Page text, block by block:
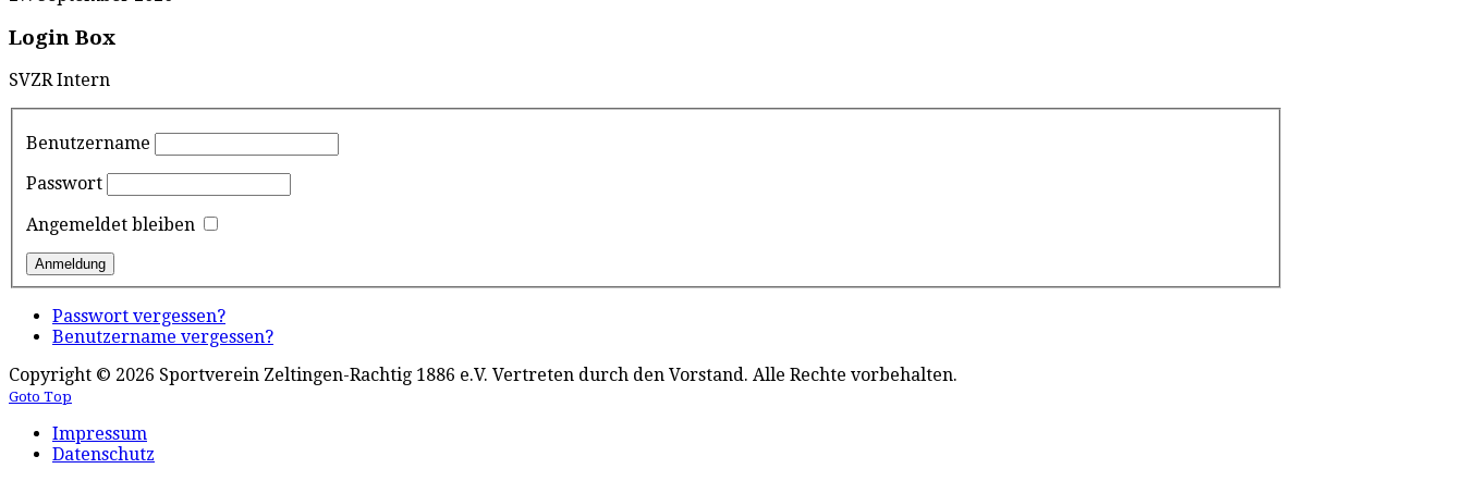
Login Box
SVZR Intern
Benutzername
Passwort
Angemeldet bleiben
Passwort vergessen?
Benutzername vergessen?
Copyright © 2026 Sportverein Zeltingen-Rachtig 1886 e.V. Vertreten durch den Vorstand. Alle Rechte vorbehalten.
Goto Top
Impressum
Datenschutz